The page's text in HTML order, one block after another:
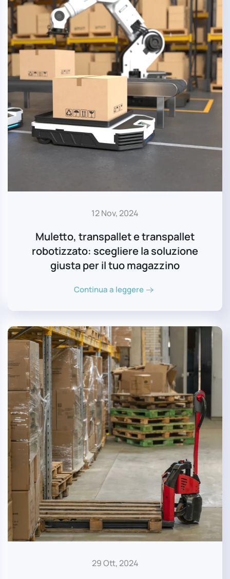
12 Nov, 2024
Muletto, transpallet e transpallet
robotizzato: scegliere la soluzione
giusta per il tuo magazzino
Continua a leggere
29 Ott, 2024